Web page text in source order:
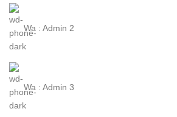
Wa : Admin 2
Wa : Admin 3